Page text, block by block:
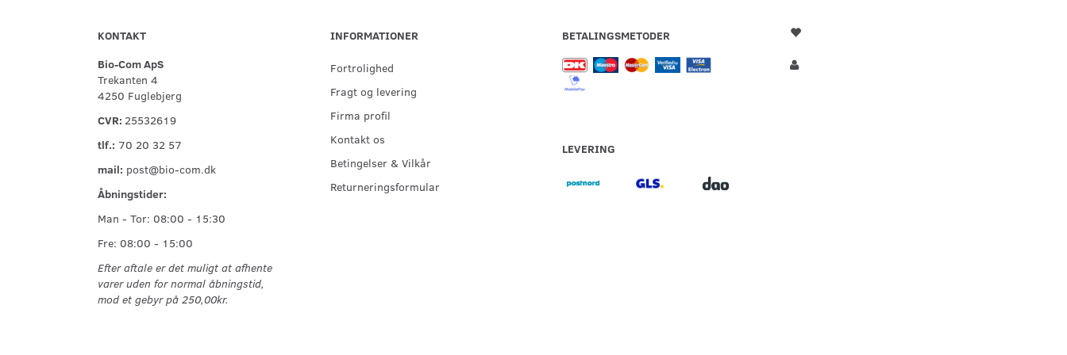
KONTAKT
Bio-Com ApS
Trekanten 4
4250 Fuglebjerg
CVR: 25532619
tlf.: 70 20 32 57
mail: post@bio-com.dk
Åbningstider:
Man - Tor: 08:00 - 15:30
Fre: 08:00 - 15:00
Efter aftale er det muligt at afhente
varer uden for normal åbningstid,
mod et gebyr på 250,00kr.
INFORMATIONER
Fortrolighed
Fragt og levering
Firma profil
Kontakt os
Betingelser & Vilkår
Returneringsformular
BETALINGSMETODER
LEVERING